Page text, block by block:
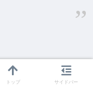
トップ サイドバー